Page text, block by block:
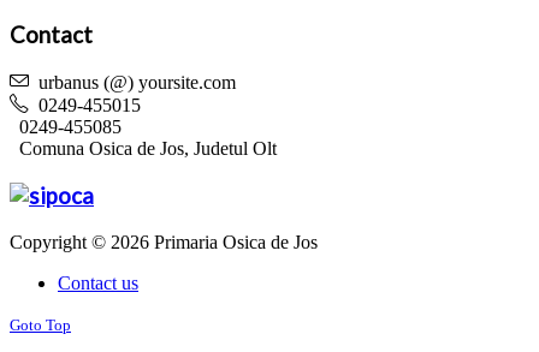
Contact
urbanus (@) yoursite.com
0249-455015
0249-455085
Comuna Osica de Jos, Judetul Olt
Copyright © 2026 Primaria Osica de Jos
Contact us
Goto Top